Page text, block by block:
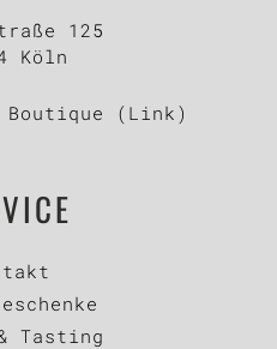
125
Köln
Boutique (Link)
Tasting